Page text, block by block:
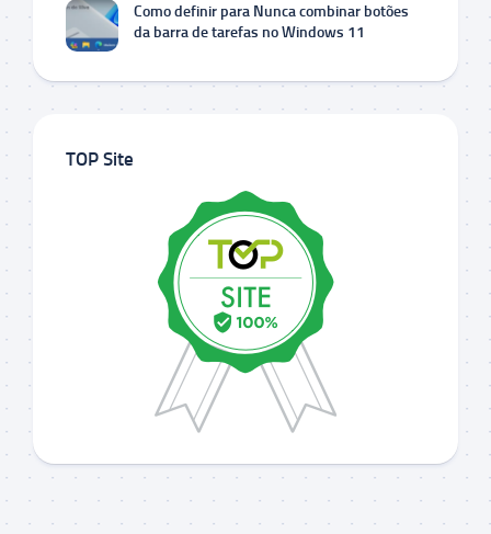
Como definir para Nunca combinar botões
da barra de tarefas no Windows 11
TOP Site